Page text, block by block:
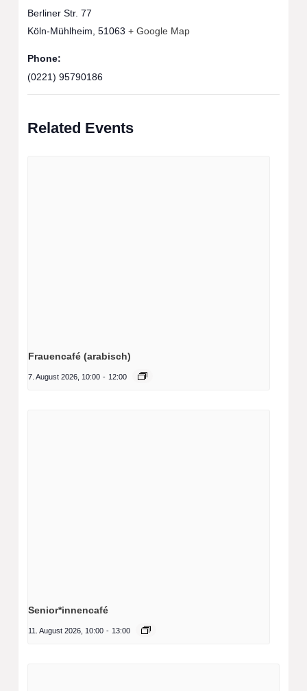
Berliner Str. 77
Köln-Mühlheim, 51063 + Google Map
Phone:
(0221) 95790186
Related Events
Frauencafé (arabisch)
7. August 2026, 10:00 - 12:00
Senior*innencafé
11. August 2026, 10:00 - 13:00